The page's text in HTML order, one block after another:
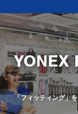
YONEX
「フィッティング」